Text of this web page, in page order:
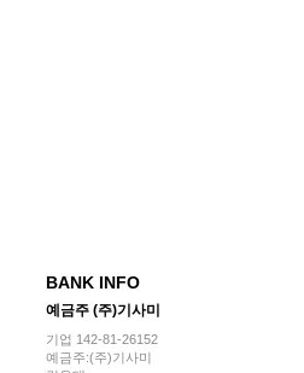
BANK INFO
예금주 (주)기사미
기업 142-81-26152
예금주:(주)기사미